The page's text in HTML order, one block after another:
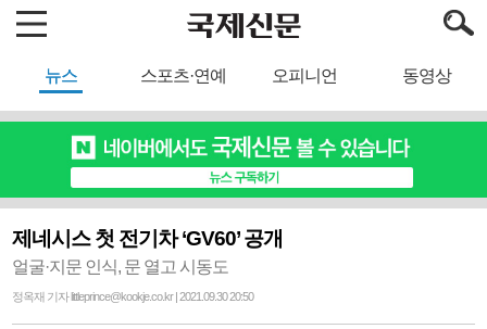
뉴스 스포츠·연예 오피니언 동영상
제네시스 첫 전기차 ‘GV60’ 공개
얼굴·지문 인식, 문 열고 시동도
정옥재 기자 littleprince@kookje.co.kr | 2021.09.30 20:50